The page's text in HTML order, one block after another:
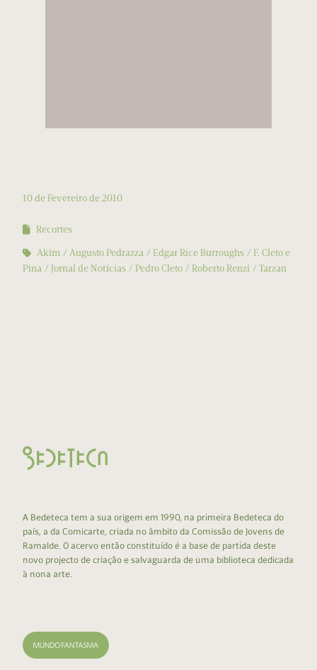
10 de Fevereiro de 2010
Recortes
Akim
Augusto Pedrazza Edgar Rice Burroughs
F. Cleto e
Pina
Jornal de Notícias Pedro Cleto Roberto Renzi Tarzan
A Bedeteca tem a sua origem em 1990, na primeira Bedeteca do
país, a da Comicarte, criada no âmbito da Comissão de Jovens de
Ramalde. O acervo então constituído é a base de partida deste
novo projecto de criação e salvaguarda de uma biblioteca dedicada
à nona arte.